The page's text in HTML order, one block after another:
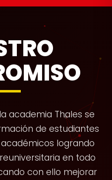
academia Thales se
de estudiantes
logrando
en todo
con ello mejorar